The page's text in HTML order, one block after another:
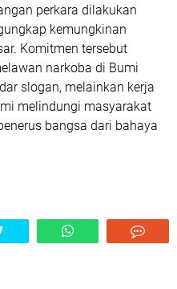
perkara dilakukan
kemungkinan
Komitmen tersebut
narkoba di Bumi
slogan, melainkan kerja
melindungi masyarakat
bangsa dari bahaya